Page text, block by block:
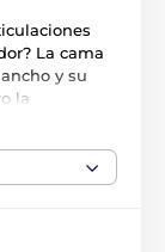
La cama
y su
la
El